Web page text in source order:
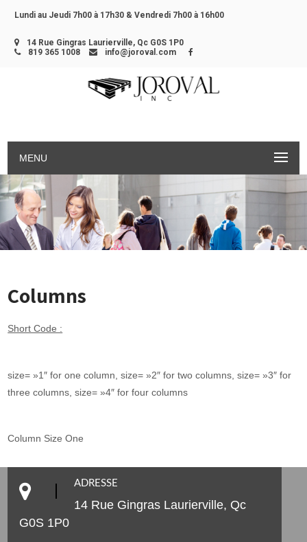
Lundi au Jeudi 7h00 à 17h30 &Vendredi 7h00 à 16h00
14 Rue Gingras Laurierville, Qc G0S 1P0
819 365 1008
info@joroval.com
MENU
Columns
Short Code :
size= »1″ for one column, size= »2″ for two columns, size= »3″ for
three columns, size= »4″ for four columns
Column Size One
ADRESSE
14 Rue Gingras Laurierville, Qc
G0S 1P0